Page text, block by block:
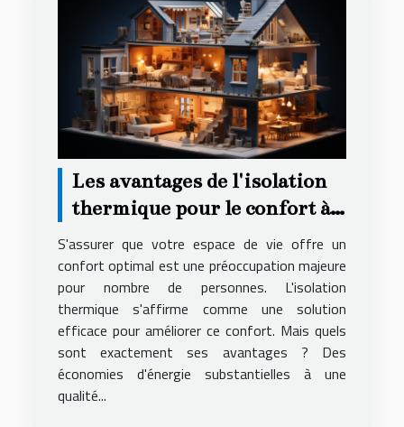
Les avantages de l'isolation
thermique pour le confort à
S'assurer que votre espace de vie offre un
confort optimal est une préoccupation majeure
pour nombre de personnes. L'isolation
thermique s'affirme comme une solution
efficace pour améliorer ce confort. Mais quels
sont exactement ses avantages ? Des
économies d'énergie substantielles à une
qualité...